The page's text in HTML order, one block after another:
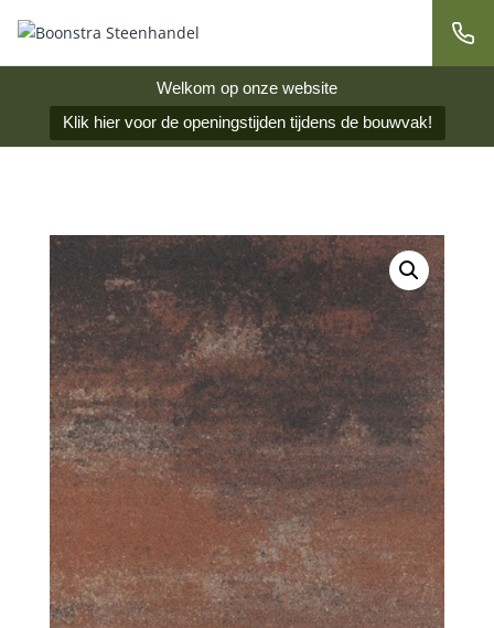
Welkom op onze website
Klik hier voor de openingstijden tijdens de bouwvak!